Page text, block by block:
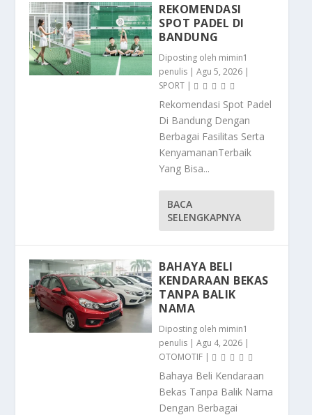
REKOMENDASI
SPOT PADEL DI
BANDUNG
Diposting oleh mimin1
penulis | Agu 5, 2026 |
SPORT |
Rekomendasi Spot Padel
Di Bandung Dengan
Berbagai Fasilitas Serta
KenyamananTerbaik
Yang Bisa...
BACA
SELENGKAPNYA
BAHAYA BELI
KENDARAAN BEKAS
TANPA BALIK
NAMA
Diposting oleh mimin1
penulis | Agu 4, 2026 |
OTOMOTIF |
Bahaya Beli Kendaraan
Bekas Tanpa Balik Nama
Dengan Berbagai